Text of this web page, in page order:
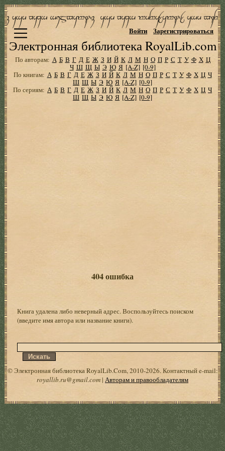
Электронная библиотека RoyalLib.com
Войти Зарегистрироваться
По авторам: А Б В Г Д Е Ж З И Й К Л М Н О П Р С Т У Ф Х Ц
Ч Ш Щ Ы Э Ю Я [A-Z] [0-9]
По книгам: А Б В Г Д Е Ж З И Й К Л М Н О П Р С Т У Ф Х Ц Ч
Ш Щ Ы Э Ю Я [A-Z] [0-9]
По сериям: А Б В Г Д Е Ж З И Й К Л М Н О П Р С Т У Ф Х Ц Ч
Ш Щ Ы Э Ю Я [A-Z] [0-9]
404 ошибка
Книга удалена либо неверный адрес. Воспользуйтесь поиском
(введите имя автора или название книги).
© Электронная библиотека RoyalLib.Com, 2010-2026. Контактный e-mail:
royallib.ru@gmail.com| Авторам и правообладателям